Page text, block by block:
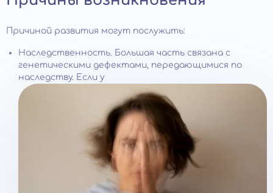
Причиной развития могут послужить:
Наследственность. Большая часть связана с
генетическими дефектами, передающимися по
наследству. Если у